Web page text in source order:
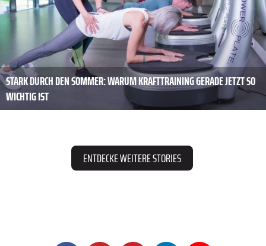
STARK DURCH DEN SOMMER: WARUM KRAFTTRAINING GERADE JETZT SO
WICHTIG IST
ENTDECKE WEITERE STORIES